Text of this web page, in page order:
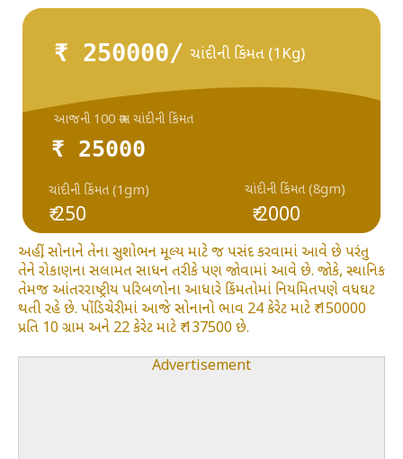
₹ 250000/ ચાંદીની કિંમત (1Kg)
₹ 25000
₹ 250
ચાંદીની કિંમત (1gm) ચાંદીની કિંમત (8gm)
આજની 100 ગ્રામ ચાંદીની કિંમત
₹ 2000
અહીં, સોનાને તેના સુશોભન મૂલ્ય માટે જ પસંદ કરવામાં આવે છે પરંતુ
તેને રોકાણના સલામત સાધન તરીકે પણ જોવામાં આવે છે. જોકે, સ્થાનિક
તેમજ આંતરરાષ્ટ્રીય પરિબળોના આધારે કિંમતોમાં નિયમિતપણે વધઘટ
થતી રહે છે. પોંડિચેરીમાં આજે સોનાનો ભાવ 24 કેરેટ માટે ₹ 150000
પ્રતિ 10 ગ્રામ અને 22 કેરેટ માટે ₹ 137500 છે.
Advertisement